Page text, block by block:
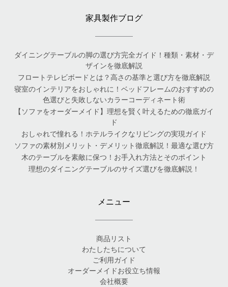
家具製作ブログ
ダイニングテーブルの脚の選び方完全ガイド！種類・素材・デ
ザインを徹底解説
フロートテレビボードとは？高さの基準と選び方を徹底解説
寝室のインテリアをおしゃれに！ベッドフレームのおすすめの
色選びと失敗しないカラーコーディネート術
【ソファをオーダーメイド】理想を賢く叶えるための徹底ガイ
ド
おしゃれで憧れる！ホテルライクなリビングの実現ガイド
ソファの素材別メリット・デメリット徹底解説！最適な選び方
木のテーブルを素敵に保つ！お手入れ方法とそのポイント
理想のダイニングテーブルのサイズ選びを徹底解説！
メニュー
商品リスト
わたしたちについて
ご利用ガイド
オーダーメイドお役立ち情報
会社概要